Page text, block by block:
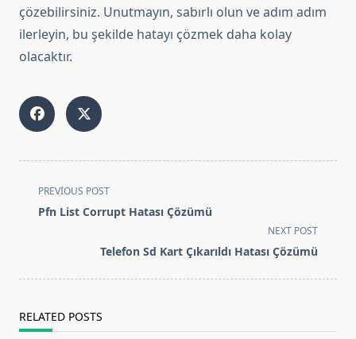
çözebilirsiniz. Unutmayın, sabırlı olun ve adım adım
ilerleyin, bu şekilde hatayı çözmek daha kolay
olacaktır.
<span
class="nav-
text">Page</span>
PREVIOUS POST
Pfn List Corrupt Hatası Çözümü
NEXT POST
Telefon Sd Kart Çıkarıldı Hatası Çözümü
RELATED POSTS